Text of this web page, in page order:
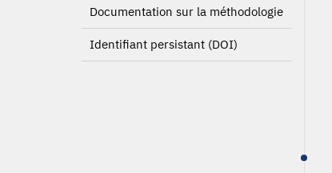
Documentation sur la méthodologie
Identifiant persistant (DOI)